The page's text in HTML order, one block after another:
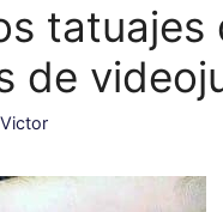
de
Victor